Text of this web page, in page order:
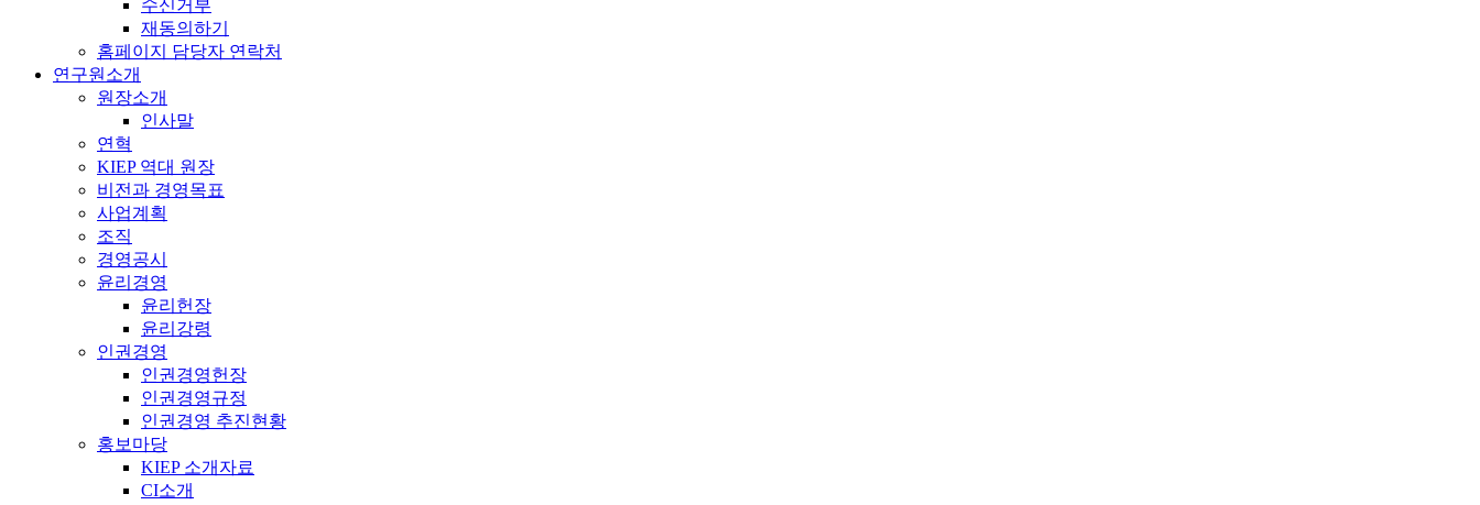
수신거부
재동의하기
홈페이지 담당자 연락처
연구원소개
원장소개
인사말
연혁
KIEP 역대 원장
비전과 경영목표
사업계획
조직
경영공시
윤리경영
윤리헌장
윤리강령
인권경영
인권경영헌장
인권경영규정
인권경영 추진현황
홍보마당
KIEP 소개자료
CI소개